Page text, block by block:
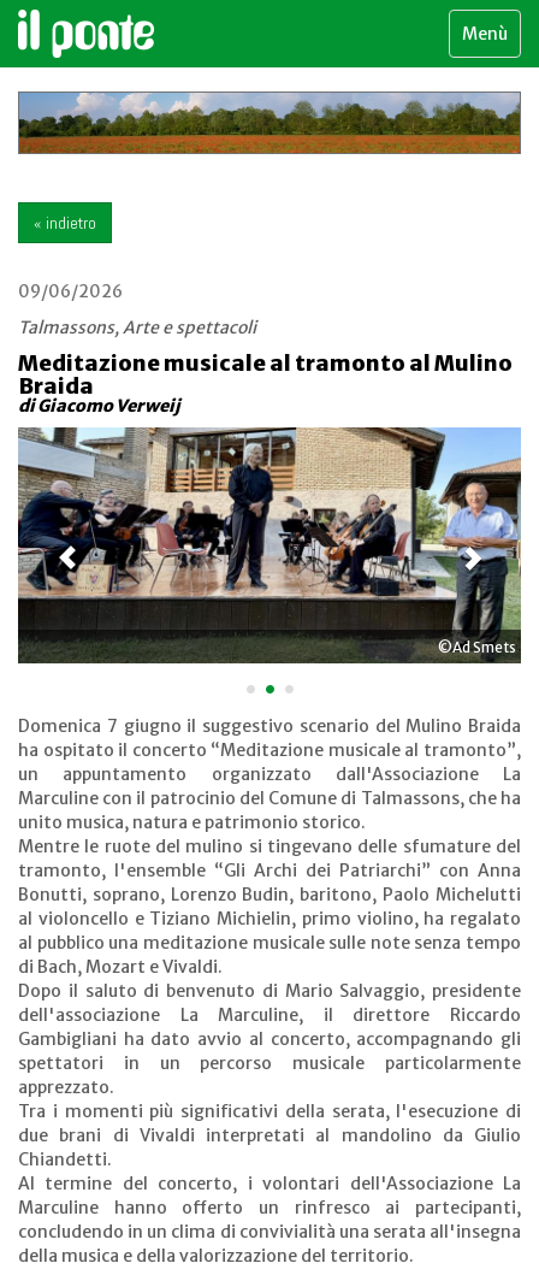
Menù
« indietro
09/06/2026
Talmassons, Arte e spettacoli
Meditazione musicale al tramonto al Mulino
Braida
di Giacomo Verweij
©Ad Smets
• • •
Domenica 7 giugno il suggestivo scenario del Mulino Braida
ha ospitato il concerto “Meditazione musicale al tramonto”,
un appuntamento organizzato dall'Associazione La
Marculine con il patrocinio del Comune di Talmassons, che ha
unito musica, natura e patrimonio storico.
Mentre le ruote del mulino si tingevano delle sfumature del
tramonto, l'ensemble “Gli Archi dei Patriarchi” con Anna
Bonutti, soprano, Lorenzo Budin, baritono, Paolo Michelutti
al violoncello e Tiziano Michielin, primo violino, ha regalato
al pubblico una meditazione musicale sulle note senza tempo
di Bach, Mozart e Vivaldi.
Dopo il saluto di benvenuto di Mario Salvaggio, presidente
dell'associazione La Marculine, il direttore Riccardo
Gambigliani ha dato avvio al concerto, accompagnando gli
spettatori in un percorso musicale particolarmente
apprezzato.
Tra i momenti più significativi della serata, l'esecuzione di
due brani di Vivaldi interpretati al mandolino da Giulio
Chiandetti.
Al termine del concerto, i volontari dell'Associazione La
Marculine hanno offerto un rinfresco ai partecipanti,
concludendo in un clima di convivialità una serata all'insegna
della musica e della valorizzazione del territorio.